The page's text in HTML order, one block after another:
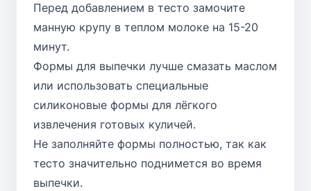
Перед добавлением в тесто замочите
манную крупу в теплом молоке на 15-20
минут.
Формы для выпечки лучше смазать маслом
или использовать специальные
силиконовые формы для лёгкого
извлечения готовых куличей.
Не заполняйте формы полностью, так как
тесто значительно поднимется во время
выпечки.